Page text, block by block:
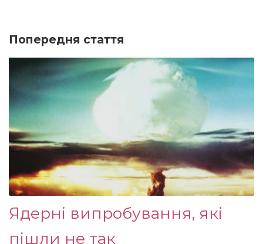
Попередня стаття
Ядерні випробування, які
пішли не так